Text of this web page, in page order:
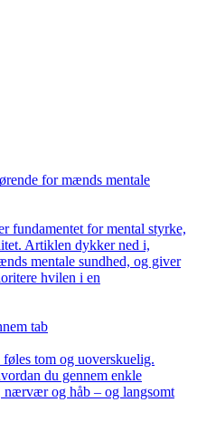
for mænds mentale
fundamentet for mental styrke,
Artiklen dykker ned i,
mentale sundhed, og giver
hvilen i en
tab
tom og uoverskuelig.
du gennem enkle
nærvær og håb – og langsomt